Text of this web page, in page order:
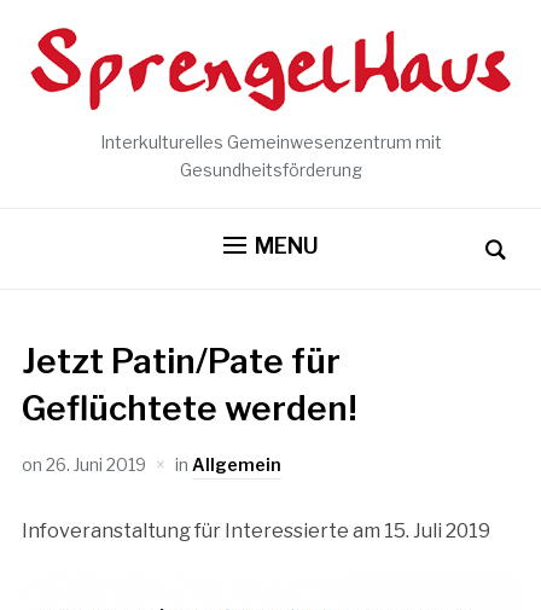
Interkulturelles Gemeinwesenzentrum mit
Gesundheitsförderung
MENU
Jetzt Patin/Pate für
Geflüchtete werden!
on 26. Juni 2019 in Allgemein
Infoveranstaltung für Interessierte am 15. Juli 2019